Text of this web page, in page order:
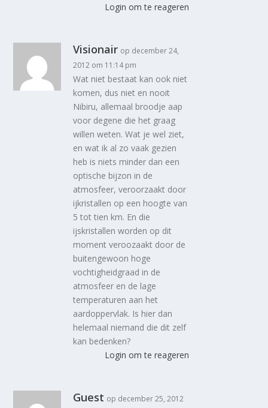
Login om te reageren
Visionair op december 24,
2012 om 11:14 pm
Wat niet bestaat kan ook niet
komen, dus niet en nooit
Nibiru, allemaal broodje aap
voor degene die het graag
willen weten. Wat je wel ziet,
en wat ik al zo vaak gezien
heb is niets minder dan een
optische bijzon in de
atmosfeer, veroorzaakt door
ijkristallen op een hoogte van
5 tot tien km. En die
ijskristallen worden op dit
moment veroozaakt door de
buitengewoon hoge
vochtigheidgraad in de
atmosfeer en de lage
temperaturen aan het
aardoppervlak. Is hier dan
helemaal niemand die dit zelf
kan bedenken?
Login om te reageren
Guest op december 25, 2012